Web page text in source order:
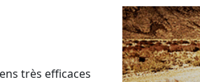
très efficaces